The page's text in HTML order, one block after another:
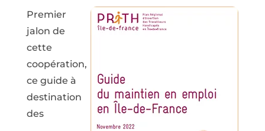
Premier
jalon de
cette
coopération,
ce guide à
destination
des